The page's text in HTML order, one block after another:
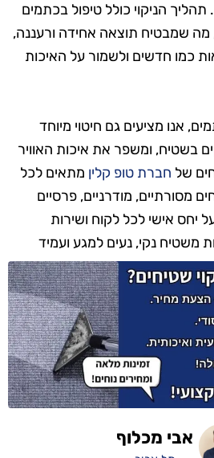
הניקוי כולל טיפול בכתמים
מה שמבטיח תוצאה אחידה ורעננה,
כמו חדשים ולשמור על האיכות
אנו מציעים גם חיטוי מיוחד
בשטיח, ומשפר את איכות האוויר
של חברת טופ קלין מתאים לכל
מסורתיים, מודרניים, פרסיים
יחס אישי לכל לקוח ושירות
משטיח נקי, נעים למגע ועמיד
אבי מכלוף